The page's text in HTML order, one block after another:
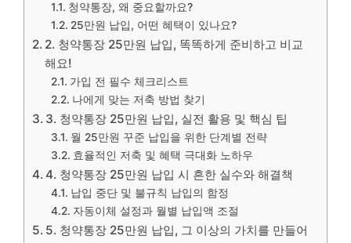
청약통장, 왜 중요할까요?
25만원 납입, 어떤 혜택이 있나요?
2. 청약통장 25만원 납입, 똑똑하게 준비하고 비교
해요!
가입 전 필수 체크리스트
나에게 맞는 저축 방법 찾기
3. 청약통장 25만원 납입, 실전 활용 및 핵심 팁
월 25만원 꾸준 납입을 위한 단계별 전략
효율적인 저축 및 혜택 극대화 노하우
4. 청약통장 25만원 납입 시 흔한 실수와 해결책
납입 중단 및 불규칙 납입의 함정
자동이체 설정과 월별 납입액 조절
5. 청약통장 25만원 납입, 그 이상의 가치를 만들어